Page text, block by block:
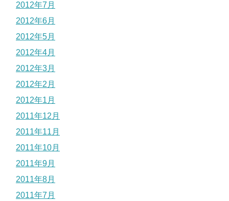
2012年7月
2012年6月
2012年5月
2012年4月
2012年3月
2012年2月
2012年1月
2011年12月
2011年11月
2011年10月
2011年9月
2011年8月
2011年7月